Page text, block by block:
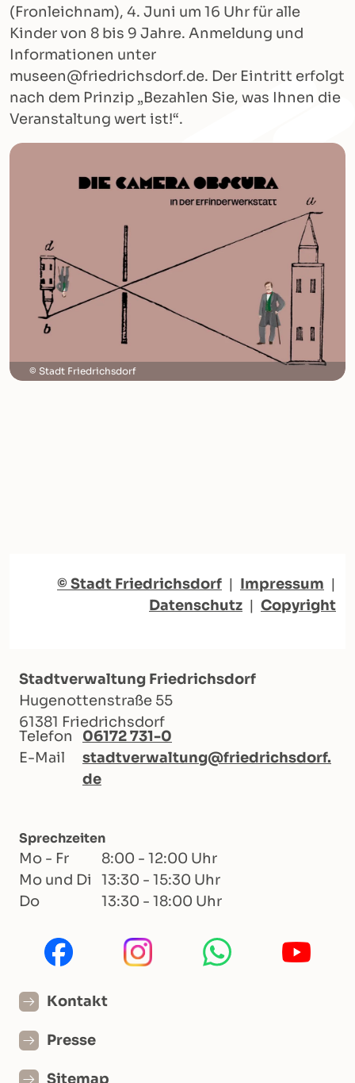
(Fronleichnam), 4. Juni um 16 Uhr für alle
Kinder von 8 bis 9 Jahre. Anmeldung und
Informationen unter
museen@friedrichsdorf.de. Der Eintritt erfolgt
nach dem Prinzip „Bezahlen Sie, was Ihnen die
Veranstaltung wert ist!“.
Stadt Friedrichsdorf
© Stadt Friedrichsdorf | Impressum |
Datenschutz | Copyright
Stadtverwaltung Friedrichsdorf
Hugenottenstraße 55
61381 Friedrichsdorf
Telefon
06172 731-0
E-Mail
stadtverwaltung@friedrichsdorf.
de
Sprechzeiten
Mo - Fr
8:00 - 12:00 Uhr
Mo und Di
13:30 - 15:30 Uhr
Do
13:30 - 18:00 Uhr
Kontakt
Presse
Sitemap